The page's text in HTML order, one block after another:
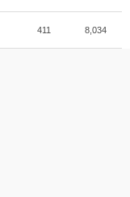
411 8,034